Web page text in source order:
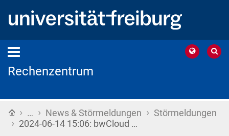
Rechenzentrum
Startseite
› … › News & Störmeldungen › Störmeldungen
› 2024-06-14 15:06: bwCloud …